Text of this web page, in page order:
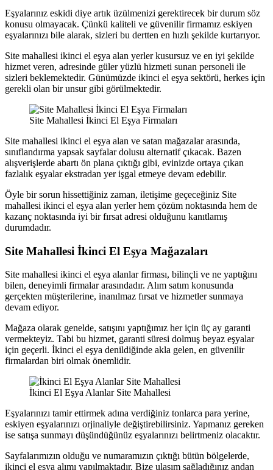
Eşyalarınız eskidi diye artık üzülmenizi gerektirecek bir durum söz
konusu olmayacak. Çünkü kaliteli ve güvenilir firmamız eskiyen
eşyalarınızı bile alarak, sizleri bu dertten en hızlı şekilde kurtarıyor.
Site mahallesi ikinci el eşya alan yerler kusursuz ve en iyi şekilde
hizmet veren, adresinde güler yüzlü hizmeti sunan personeli ile
sizleri beklemektedir. Günümüzde ikinci el eşya sektörü, herkes için
gerekli olan bir unsur gibi görülmektedir.
Site Mahallesi İkinci El Eşya Firmaları
Site mahallesi ikinci el eşya alan ve satan mağazalar arasında,
sınıflandırma yapsak sayfalar dolusu alternatif çıkacak. Bazen
alışverişlerde abartı ön plana çıktığı gibi, evinizde ortaya çıkan
fazlalık eşyalar ekstradan yer işgal etmeye devam edebilir.
Öyle bir sorun hissettiğiniz zaman, iletişime geçeceğiniz Site
mahallesi ikinci el eşya alan yerler hem çözüm noktasında hem de
kazanç noktasında iyi bir fırsat adresi olduğunu kanıtlamış
durumdadır.
Site Mahallesi İkinci El Eşya Mağazaları
Site mahallesi ikinci el eşya alanlar firması, bilinçli ve ne yaptığını
bilen, deneyimli firmalar arasındadır. Alım satım konusunda
gerçekten müşterilerine, inanılmaz fırsat ve hizmetler sunmaya
devam ediyor.
Mağaza olarak genelde, satışını yaptığımız her için üç ay garanti
vermekteyiz. Tabi bu hizmet, garanti süresi dolmuş beyaz eşyalar
için geçerli. İkinci el eşya denildiğinde akla gelen, en güvenilir
firmalardan biri olmak önemlidir.
İkinci El Eşya Alanlar Site Mahallesi
Eşyalarınızı tamir ettirmek adına verdiğiniz tonlarca para yerine,
eskiyen eşyalarınızı orjinaliyle değiştirebilirsiniz. Yapmanız gereken
ise satışa sunmayı düşündüğünüz eşyalarınızı belirtmeniz olacaktır.
Sayfalarımızın olduğu ve numaramızın çıktığı bütün bölgelerde,
ikinci el eşya alımı yapılmaktadır. Bize ulaşım sağladığınız andan